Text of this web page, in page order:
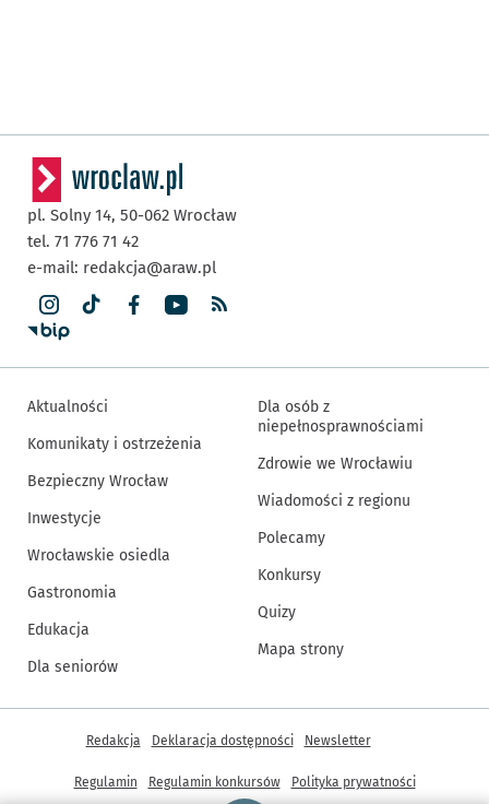
pl. Solny 14, 50-062 Wrocław
tel. 71 776 71 42
e-mail: redakcja@araw.pl
Aktualności
Komunikaty i ostrzeżenia
Bezpieczny Wrocław
Inwestycje
Wrocławskie osiedla
Gastronomia
Edukacja
Dla seniorów
Dla osób z
niepełnosprawnościami
Zdrowie we Wrocławiu
Wiadomości z regionu
Polecamy
Konkursy
Quizy
Mapa strony
Inne informacje
Redakcja Deklaracja dostępności Newsletter
Regulamin Regulamin konkursów Polityka prywatności